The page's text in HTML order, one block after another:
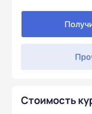
Стоимость